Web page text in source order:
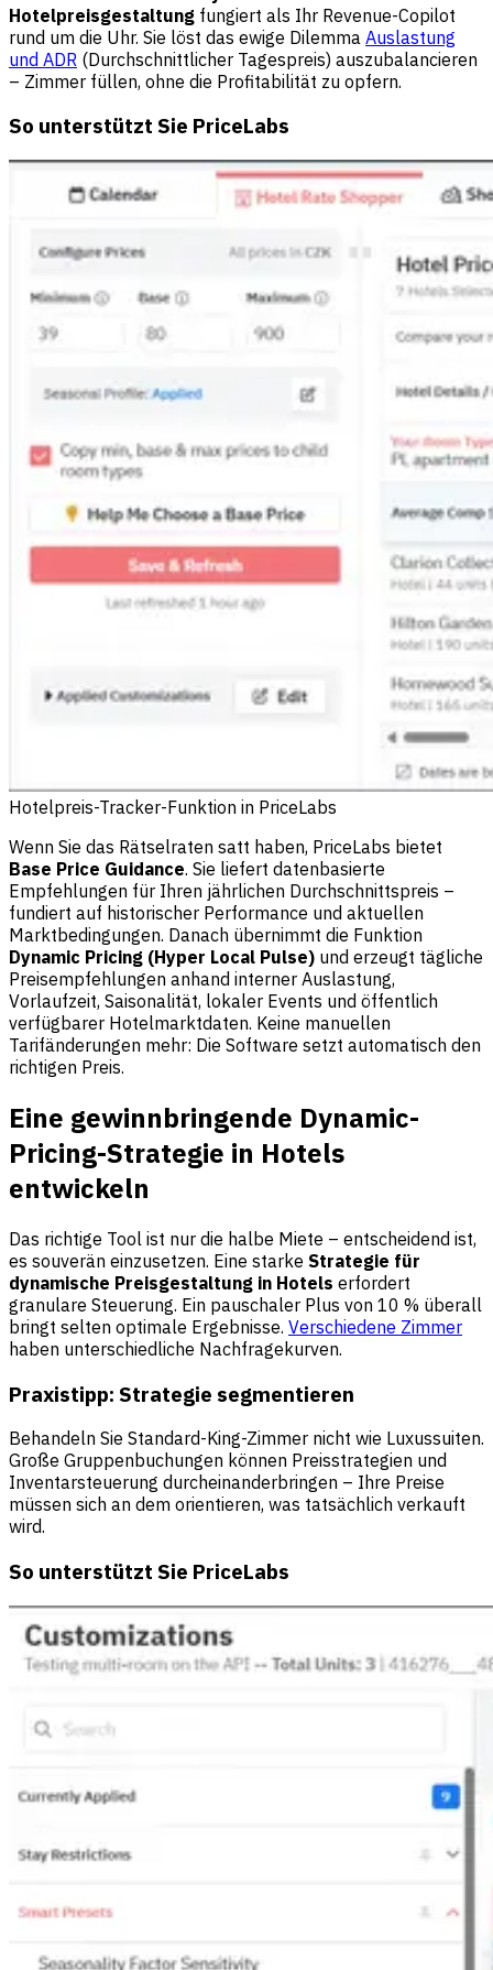
Hotelpreisgestaltung fungiert als Ihr Revenue-Copilot
rund um die Uhr. Sie löst das ewige Dilemma Auslastung
und ADR (Durchschnittlicher Tagespreis) auszubalancieren
– Zimmer füllen, ohne die Profitabilität zu opfern.
So unterstützt Sie PriceLabs
Hotelpreis-Tracker-Funktion in PriceLabs
Wenn Sie das Rätselraten satt haben, PriceLabs bietet
Base Price Guidance. Sie liefert datenbasierte
Empfehlungen für Ihren jährlichen Durchschnittspreis –
fundiert auf historischer Performance und aktuellen
Marktbedingungen. Danach übernimmt die Funktion
Dynamic Pricing (Hyper Local Pulse) und erzeugt tägliche
Preisempfehlungen anhand interner Auslastung,
Vorlaufzeit, Saisonalität, lokaler Events und öffentlich
verfügbarer Hotelmarktdaten. Keine manuellen
Tarifänderungen mehr: Die Software setzt automatisch den
richtigen Preis.
Eine gewinnbringende Dynamic-
Pricing-Strategie in Hotels
entwickeln
Das richtige Tool ist nur die halbe Miete – entscheidend ist,
es souverän einzusetzen. Eine starke Strategie für
dynamische Preisgestaltung in Hotels erfordert
granulare Steuerung. Ein pauschaler Plus von 10 % überall
bringt selten optimale Ergebnisse. Verschiedene Zimmer
haben unterschiedliche Nachfragekurven.
Praxistipp: Strategie segmentieren
Behandeln Sie Standard-King-Zimmer nicht wie Luxussuiten.
Große Gruppenbuchungen können Preisstrategien und
Inventarsteuerung durcheinanderbringen – Ihre Preise
müssen sich an dem orientieren, was tatsächlich verkauft
wird.
So unterstützt Sie PriceLabs